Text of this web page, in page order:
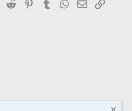
Reddit PinterestTumblr WhatsApp
EmailEnlace